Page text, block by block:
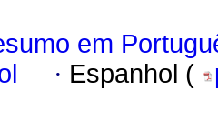
em
· Espanhol (